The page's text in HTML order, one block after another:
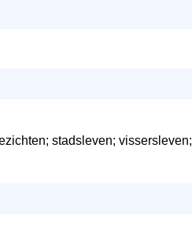
stadsleven; vissersleven;